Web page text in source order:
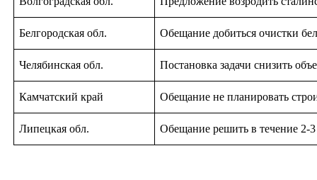
Белгородская обл. Обещание добиться очистки
Челябинская обл. Постановка задачи снизить
Камчатский край Обещание не планировать
Липецкая обл. Обещание решить в течение 2-